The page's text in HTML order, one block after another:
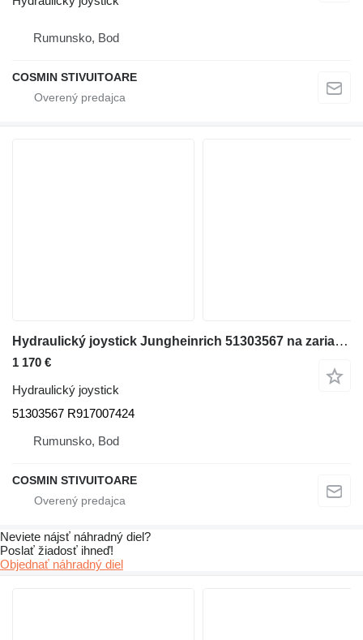
Rumunsko, Bod
COSMIN STIVUITOARE
Hydraulický joystick Jungheinrich 51303567 na zariadenia pre nakladacie rampy
1 170 €
Hydraulický joystick
51303567 R917007424
Rumunsko, Bod
COSMIN STIVUITOARE
Neviete nájsť náhradný diel?
Poslať žiadosť ihneď!
Objednať náhradný diel